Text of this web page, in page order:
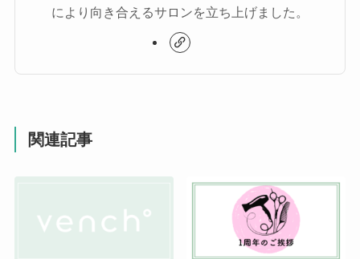
により向き合えるサロンを立ち上げました。
関連記事